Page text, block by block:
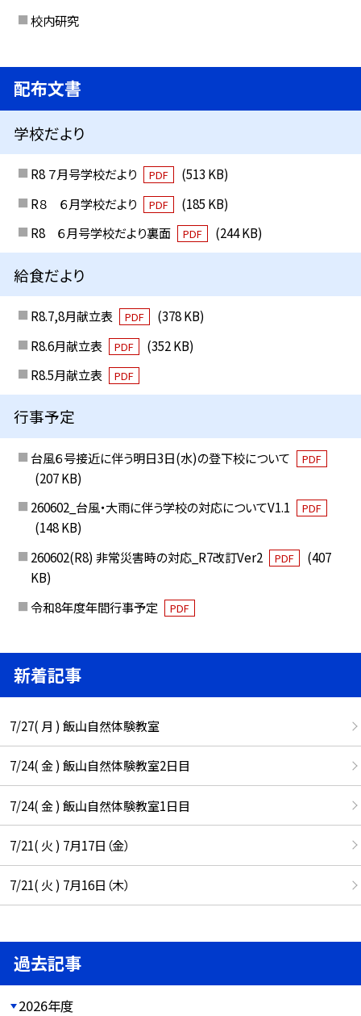
校内研究
配布文書
学校だより
R8 ７月号学校だより PDF
(513 KB)
R８ ６月学校だより
PDF
(185 KB)
R8 ６月号学校だより裏面
PDF (244 KB)
給食だより
R8.7,8月献立表 PDF
(378 KB)
R8.6月献立表
PDF
(352 KB)
R8.5月献立表
PDF
行事予定
台風６号接近に伴う明日3日(水)の登下校について PDF
(207 KB)
260602_台風・大雨に伴う学校の対応についてV1.1
PDF
(148 KB)
260602(R8) 非常災害時の対応_R7改訂Ver2
PDF
(407
KB)
令和8年度年間行事予定
PDF
新着記事
7/27( 月 ) 飯山自然体験教室
7/24( 金 ) 飯山自然体験教室2日目
7/24( 金 ) 飯山自然体験教室1日目
7/21( 火 ) 7月17日（金）
7/21( 火 ) 7月16日（木）
過去記事
2026年度